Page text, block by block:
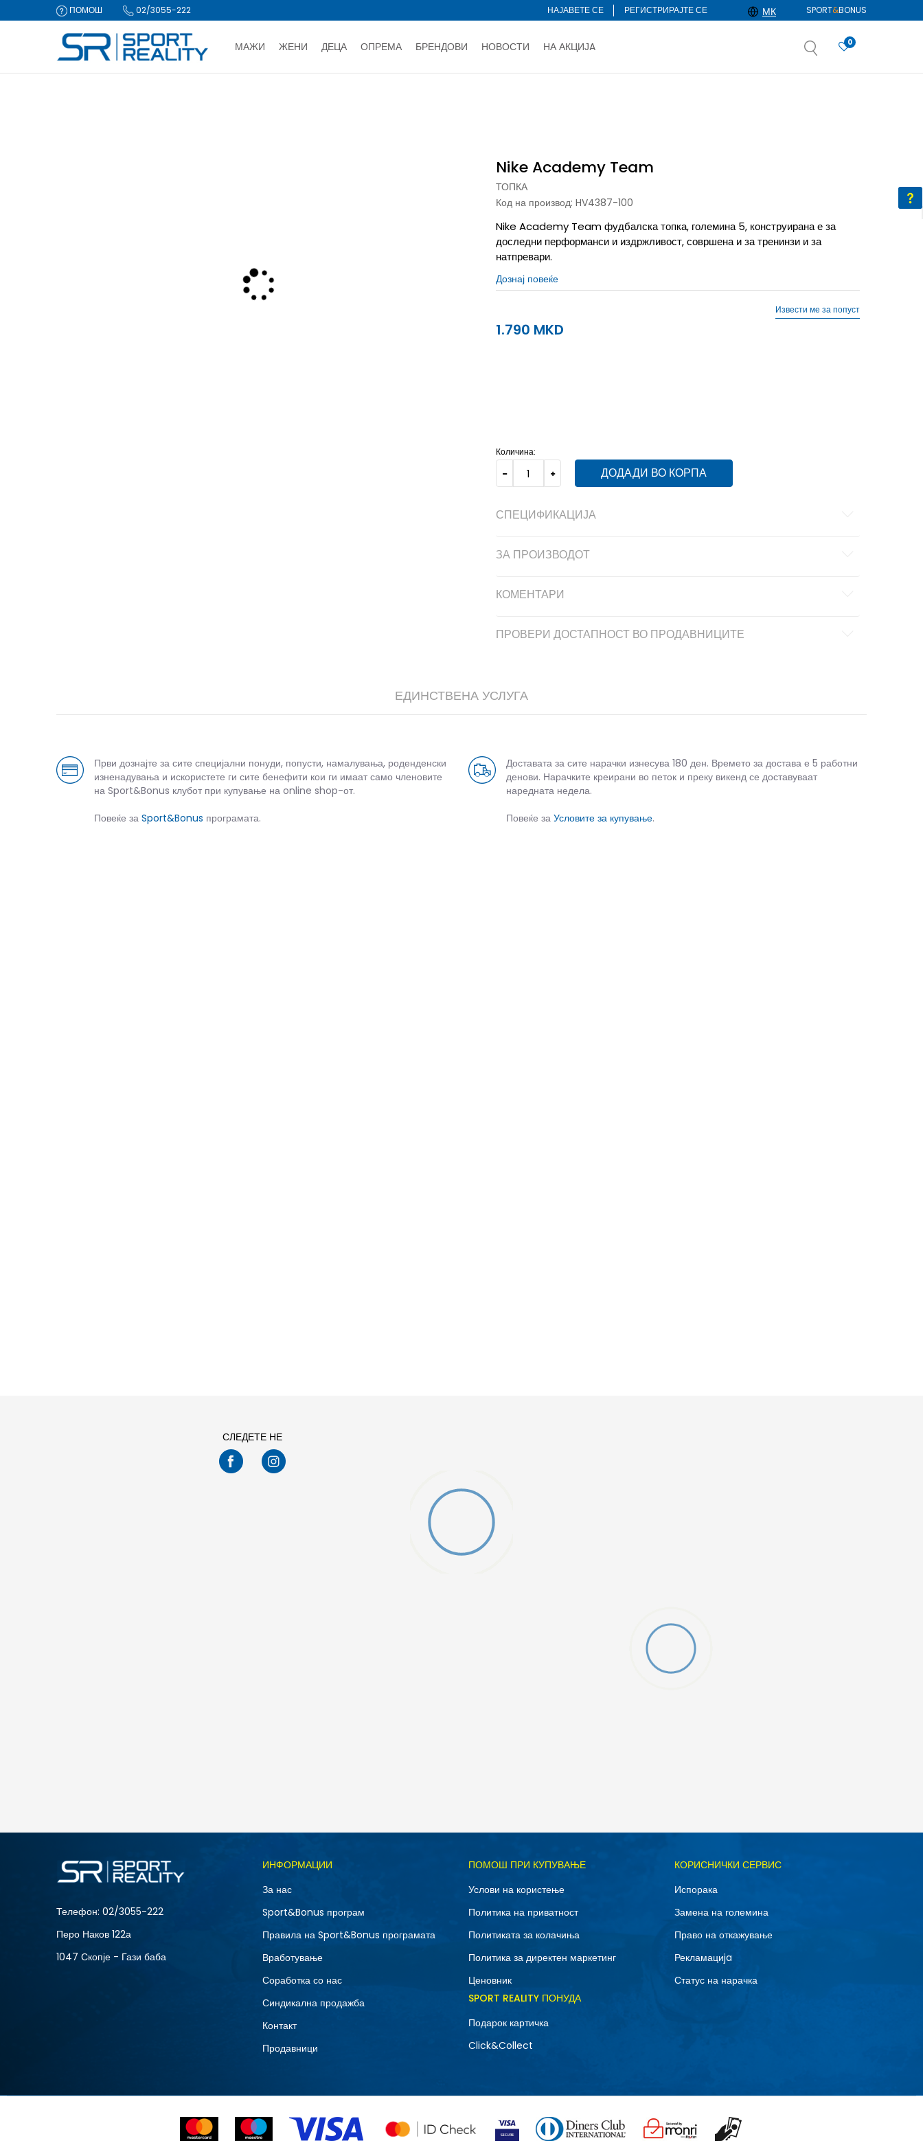
ПОМОШ 02/3055-222 SPORT&BONUS
НАЈАВЕТЕ СЕ РЕГИСТРИРАЈТЕ СЕ МК
МАЖИ ЖЕНИ ДЕЦА ОПРЕМА БРЕНДОВИ НОВОСТИ НА АКЦИЈA 0
Nike Academy Team
ТОПКА
Код на производ: HV4387-100
Nike Academy Team фудбалска топка, големина 5, конструирана е за
доследни перформанси и издржливост, совршена и за тренинзи и за
натпревари.
Дознај повеќе
1.790 MKD
Извести ме за попуст
Количина:
ДОДАДИ ВО КОРПА
СПЕЦИФИКАЦИЈА
ЗА ПРОИЗВОДОТ
КОМЕНТАРИ
ПРОВЕРИ ДОСТАПНОСТ ВО ПРОДАВНИЦИТЕ
ЕДИНСТВЕНА УСЛУГА
Први дознајте за сите специјални понуди, попусти, намалувања, роденденски
изненадувања и искористете ги сите бенефити кои ги имаат само членовите
на Sport&Bonus клубот при купување на online shop-от.
Повеќе за Sport&Bonus програмата.
Доставата за сите нарачки изнесува 180 ден. Времето за достава е 5 работни
денови. Нарачките креирани во петок и преку викенд се доставуваат
наредната недела.
Повеќе за Условите за купување.
Големина
4
СЛЕДЕТЕ НЕ
Телефон: 02/3055-222
Перо Наков 122а
1047 Скопје - Гази баба
ИНФОРМАЦИИ
За нас
Sport&Bonus програм
Правила на Sport&Bonus програмата
Вработување
Соработка со нас
Синдикална продажба
Контакт
Продавници
ПОМОШ ПРИ КУПУВАЊЕ
Услови на користење
Политика на приватност
Политиката за колачиња
Политика за директен маркетинг
Ценовник
КОРИСНИЧКИ СЕРВИС
Испорака
Замена на големина
Право на откажување
Рекламациja
Статус на нарачка
SPORT REALITY ПОНУДА
Подарок картичка
Click&Collect